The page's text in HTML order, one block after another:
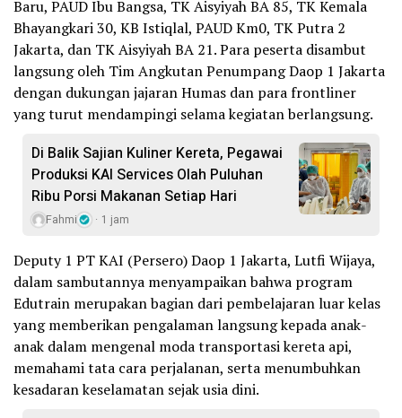
Baru, PAUD Ibu Bangsa, TK Aisyiyah BA 85, TK Kemala
Bhayangkari 30, KB Istiqlal, PAUD Km0, TK Putra 2
Jakarta, dan TK Aisyiyah BA 21. Para peserta disambut
langsung oleh Tim Angkutan Penumpang Daop 1 Jakarta
dengan dukungan jajaran Humas dan para frontliner
yang turut mendampingi selama kegiatan berlangsung.
Di Balik Sajian Kuliner Kereta, Pegawai
Produksi KAI Services Olah Puluhan
Ribu Porsi Makanan Setiap Hari
Fahmi 1 jam
Deputy 1 PT KAI (Persero) Daop 1 Jakarta, Lutfi Wijaya,
dalam sambutannya menyampaikan bahwa program
Edutrain merupakan bagian dari pembelajaran luar kelas
yang memberikan pengalaman langsung kepada anak-
anak dalam mengenal moda transportasi kereta api,
memahami tata cara perjalanan, serta menumbuhkan
kesadaran keselamatan sejak usia dini.